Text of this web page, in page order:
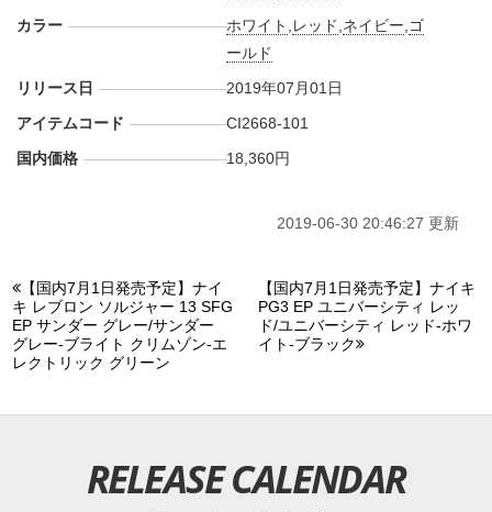
カラー
ホワイト レッド ネイビー ゴ
ールド
リリース日
2019年07月01日
アイテムコード
CI2668-101
国内価格
18,360円
2019-06-30 20:46:27 更新
【国内7月1日発売予定】ナイ
キ レブロン ソルジャー 13 SFG
EP サンダー グレー/サンダー
グレー-ブライト クリムゾン-エ
レクトリック グリーン
【国内7月1日発売予定】ナイキ
PG3 EP ユニバーシティ レッ
ド/ユニバーシティ レッド-ホワ
イト-ブラック
RELEASE CALENDAR